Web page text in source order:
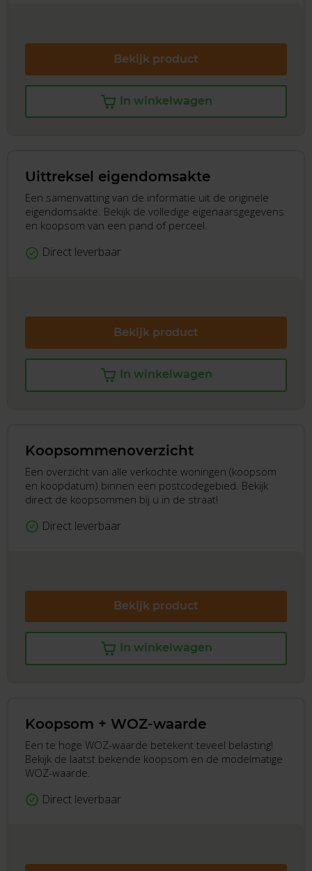
Bekijk product
In winkelwagen
Uittreksel eigendomsakte
Een samenvatting van de informatie uit de originele
eigendomsakte. Bekijk de volledige eigenaarsgegevens
en koopsom van een pand of perceel.
Direct leverbaar
Bekijk product
In winkelwagen
Koopsommenoverzicht
Een overzicht van alle verkochte woningen (koopsom
en koopdatum) binnen een postcodegebied. Bekijk
direct de koopsommen bij u in de straat!
Direct leverbaar
Bekijk product
In winkelwagen
Koopsom + WOZ-waarde
Een te hoge WOZ-waarde betekent teveel belasting!
Bekijk de laatst bekende koopsom en de modelmatige
WOZ-waarde.
Direct leverbaar